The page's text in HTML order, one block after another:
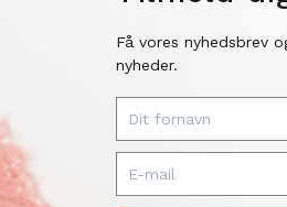
Få vores nyhedsbrev
nyheder.